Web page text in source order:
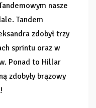
nasze
Tandem
zdobył trzy
sprintu oraz w
Ponad to Hillar
zdobyły brązowy